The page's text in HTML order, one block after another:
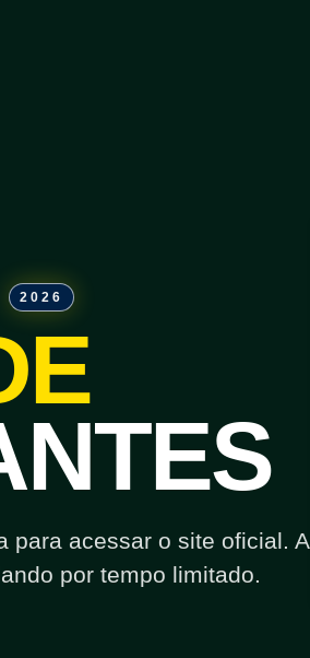
2026
para acessar o site oficial. A
por tempo limitado.